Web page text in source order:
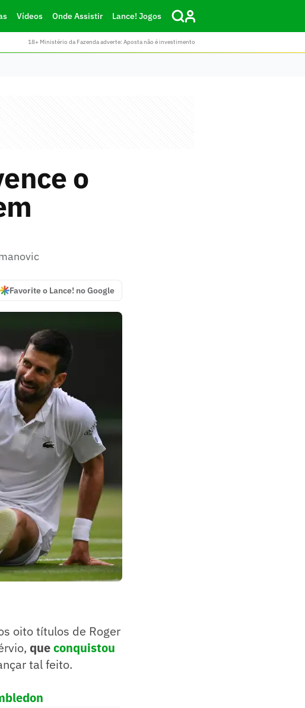
Vídeos Onde Assistir Lance! Jogos
18+ Ministério da Fazenda adverte: Aposta não é investimento
o
Favorite o Lance! no Google
oito títulos de Roger
queconquistou
tal feito.